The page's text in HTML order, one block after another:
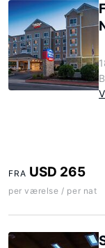
FRA USD 265
per værelse / per nat